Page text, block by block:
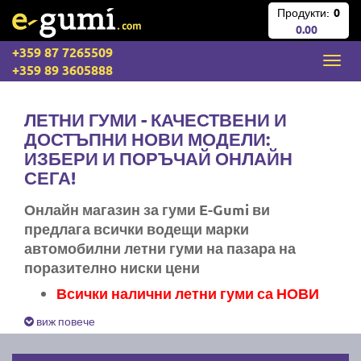
Продукти: 0
0.00
+359 87 7265509
+359 89 3605888
ЛЕТНИ ГУМИ - КАЧЕСТВЕНИ И
ДОСТЪПНИ НОВИ МОДЕЛИ:
ИЗБЕРИ И ПОРЪЧАЙ ОНЛАЙН
СЕГА!
Онлайн магазин за гуми E-Gumi ви
предлага всички водещи марки
автомобилни летни гуми на пазара на
поразително ниски цени
Всички налични летни гуми са НОВИ
Експресна доставка за цяла България
Ние не изпращаме стари гуми
виж повече